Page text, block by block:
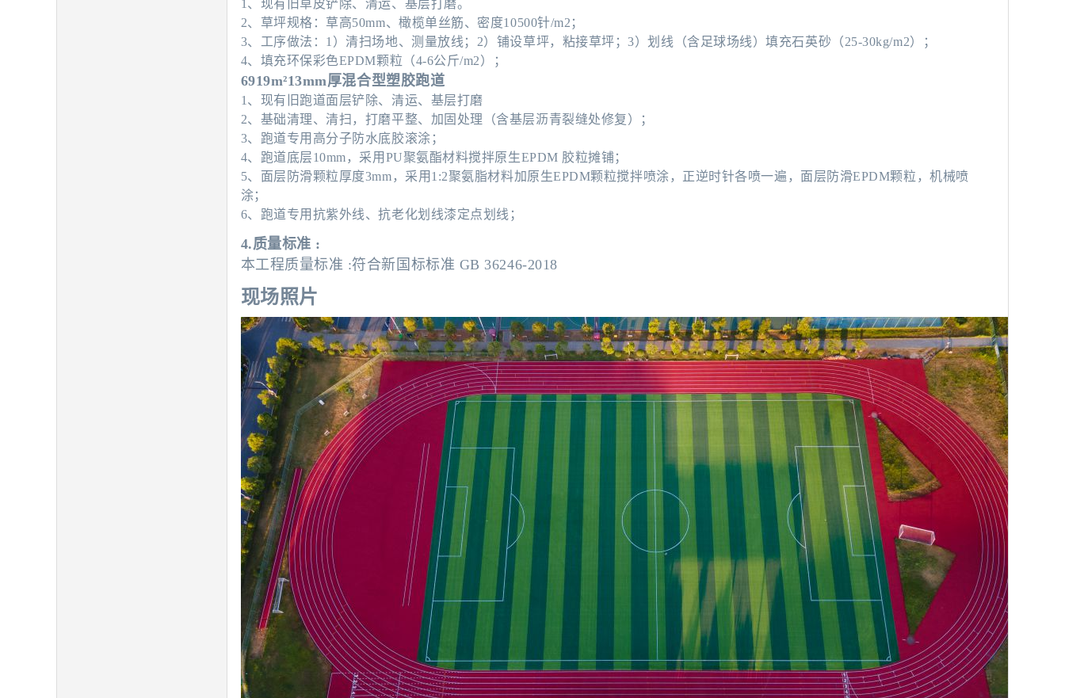
1 、现有旧草皮铲除、清运、基层打磨。
2、草坪规格：草高50mm、橄榄单丝筋、密度10500针/m2；
3、工序做法：1）清扫场地、测量放线；2）铺设草坪，粘接草坪；3）划线（含足球场线）填充石英砂（25-30kg/m2）；
4、填充环保彩色EPDM颗粒（4-6公斤/m2）；
6919m²13mm厚混合型塑胶跑道
1、现有旧跑道面层铲除、清运、基层打磨
2、基础清理、清扫，打磨平整、加固处理（含基层沥青裂缝处修复）；
3、跑道专用高分子防水底胶滚涂；
4、跑道底层10mm，采用PU聚氨酯材料搅拌原生EPDM 胶粒摊铺；
5、面层防滑颗粒厚度3mm，采用1:2聚氨脂材料加原生EPDM颗粒搅拌喷涂，正逆时针各喷一遍，面层防滑EPDM颗粒，机械喷
涂；
6、跑道专用抗紫外线、抗老化划线漆定点划线；
4.质量标准 :
本工程质量标准 :符合新国标标准 GB 36246-2018
现场照片